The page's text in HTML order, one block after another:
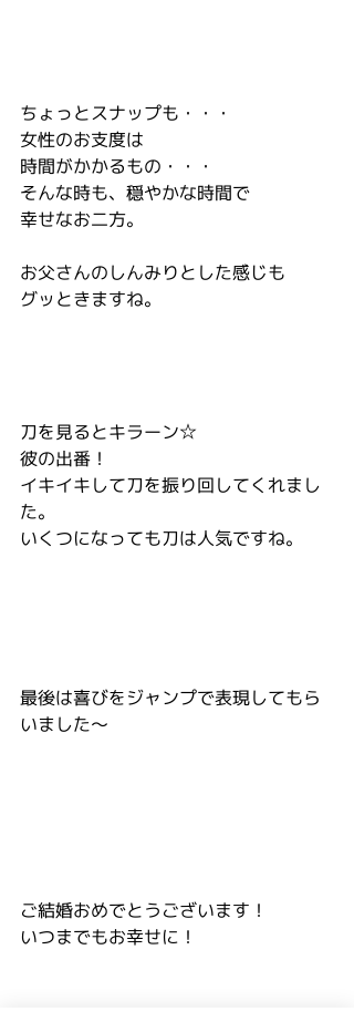
ちょっとスナップも・・・
女性のお支度は
時間がかかるもの・・・
そんな時も、穏やかな時間で
幸せなお二方。
お父さんのしんみりとした感じも
グッときますね。
刀を見るとキラーン☆
彼の出番！
イキイキして刀を振り回してくれまし
た。
いくつになっても刀は人気ですね。
最後は喜びをジャンプで表現してもら
いました～
ご結婚おめでとうございます！
いつまでもお幸せに！